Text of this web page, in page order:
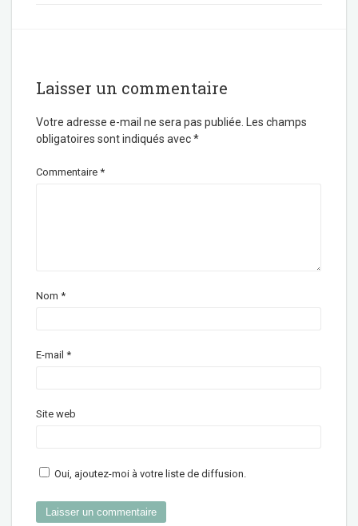
Laisser un commentaire
Votre adresse e-mail ne sera pas publiée. Les champs
obligatoires sont indiqués avec*
Commentaire *
Nom *
E-mail *
Site web
Oui, ajoutez-moi à votre liste de diffusion.